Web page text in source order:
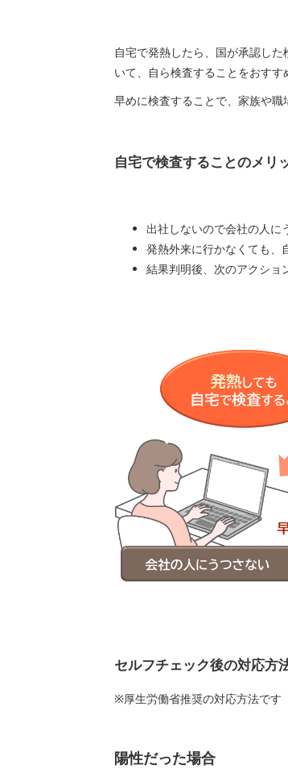
自宅で発熱したら、国が承認し
いて、自ら検査することをおすす
早めに検査することで、家族や職
自宅で検査することのメリ
出社しないので会社の人に
発熱外来に行かなくても、
結果判明後、次のアクショ
セルフチェック後の対応方
※厚生労働省推奨の対応方法です
陽性だった場合